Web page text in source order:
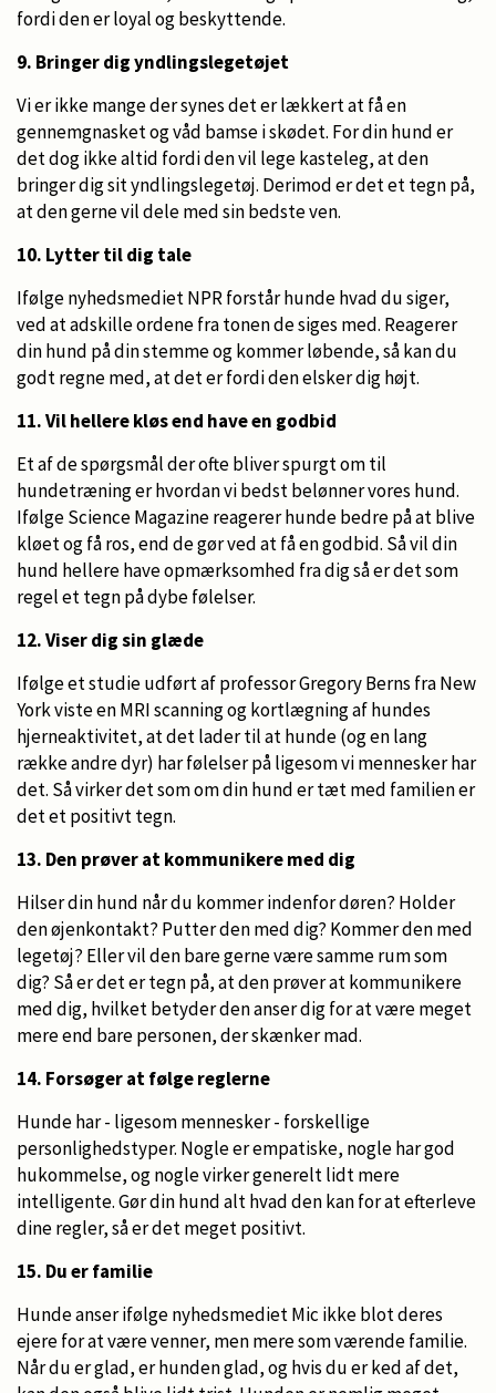
fordi den er loyal og beskyttende.
9. Bringer dig yndlingslegetøjet
Vi er ikke mange der synes det er lækkert at få en
gennemgnasket og våd bamse i skødet. For din hund er
det dog ikke altid fordi den vil lege kasteleg, at den
bringer dig sit yndlingslegetøj. Derimod er det et tegn på,
at den gerne vil dele med sin bedste ven.
10. Lytter til dig tale
Ifølge nyhedsmediet NPR forstår hunde hvad du siger,
ved at adskille ordene fra tonen de siges med. Reagerer
din hund på din stemme og kommer løbende, så kan du
godt regne med, at det er fordi den elsker dig højt.
11. Vil hellere kløs end have en godbid
Et af de spørgsmål der ofte bliver spurgt om til
hundetræning er hvordan vi bedst belønner vores hund.
Ifølge Science Magazine reagerer hunde bedre på at blive
kløet og få ros, end de gør ved at få en godbid. Så vil din
hund hellere have opmærksomhed fra dig så er det som
regel et tegn på dybe følelser.
12. Viser dig sin glæde
Ifølge et studie udført af professor Gregory Berns fra New
York viste en MRI scanning og kortlægning af hundes
hjerneaktivitet, at det lader til at hunde (og en lang
række andre dyr) har følelser på ligesom vi mennesker har
det. Så virker det som om din hund er tæt med familien er
det et positivt tegn.
13. Den prøver at kommunikere med dig
Hilser din hund når du kommer indenfor døren? Holder
den øjenkontakt? Putter den med dig? Kommer den med
legetøj? Eller vil den bare gerne være samme rum som
dig? Så er det er tegn på, at den prøver at kommunikere
med dig, hvilket betyder den anser dig for at være meget
mere end bare personen, der skænker mad.
14. Forsøger at følge reglerne
Hunde har - ligesom mennesker - forskellige
personlighedstyper. Nogle er empatiske, nogle har god
hukommelse, og nogle virker generelt lidt mere
intelligente. Gør din hund alt hvad den kan for at efterleve
dine regler, så er det meget positivt.
15. Du er familie
Hunde anser ifølge nyhedsmediet Mic ikke blot deres
ejere for at være venner, men mere som værende familie.
Når du er glad, er hunden glad, og hvis du er ked af det,